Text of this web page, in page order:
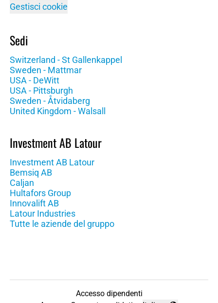
Gestisci cookie
Sedi
Switzerland - St Gallenkappel
Sweden - Mattmar
USA - DeWitt
USA - Pittsburgh
Sweden - Åtvidaberg
United Kingdom - Walsall
Investment AB Latour
Investment AB Latour
Bemsiq AB
Caljan
Hultafors Group
Innovalift AB
Latour Industries
Tutte le aziende del gruppo
Accesso dipendenti